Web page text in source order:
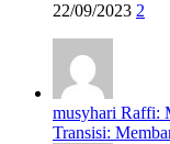
22/09/2023 2
musyhari Raffi:
Transisi: